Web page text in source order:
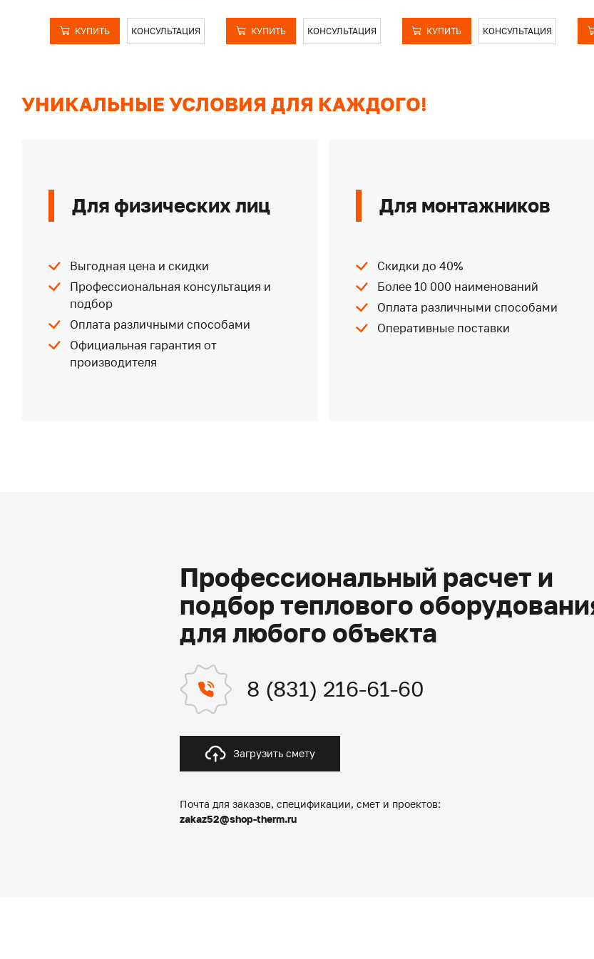
КУПИТЬ КОНСУЛЬТАЦИЯ КУПИТЬ КОНСУЛЬТАЦИЯ КУПИТЬ КОНСУЛЬТАЦИЯ
УНИКАЛЬНЫЕ УСЛОВИЯ ДЛЯ КАЖДОГО!
Для физических лиц
Выгодная цена и скидки
Профессиональная консультация и
подбор
Оплата различными способами
Официальная гарантия от
производителя
Для монтажников
Скидки до 40%
Более 10 000 наименований
Оплата различными способами
Оперативные поставки
Профессиональный расчет и
подбор теплового
для любого объекта
8 (831) 216-61-60
Загрузить смету
Почта для заказов, спецификации, смет и проектов:
zakaz52@shop-therm.ru